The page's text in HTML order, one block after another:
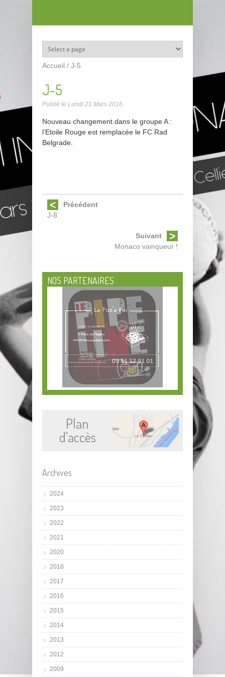
Accueil / J-5
J-5
Publié le Lundi 21 Mars 2016
Nouveau changement dans le groupe A :
l’Etoile Rouge est remplacée le FC Rad
Belgrade.
Précédent
J-8
Suivant
Monaco vainqueur !
NOS PARTENAIRES
Plan
d'accès
Archives
2024
2023
2022
2021
2020
2018
2017
2016
2015
2014
2013
2012
2009